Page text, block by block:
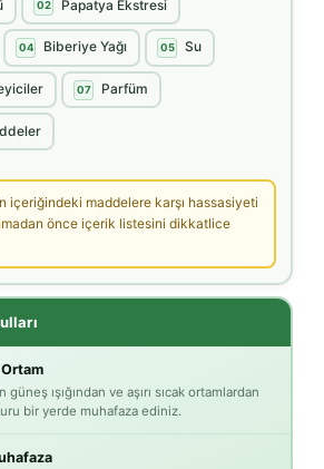
02 Papatya Ekstresi
04 Biberiye Yağı 05 Su
07 Parfüm
içeriğindeki maddelere karşı hassasiyeti
önce içerik listesini dikkatlice
ışığından ve aşırı sıcak ortamlardan
bir yerde muhafaza ediniz.